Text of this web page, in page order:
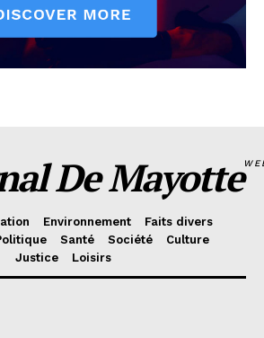
De Mayotte
Environnement
Faits divers
Santé Société
Culture
Justice
Loisirs